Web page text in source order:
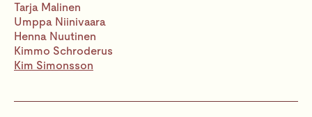
Tarja Malinen
Umppa Niinivaara
Henna Nuutinen
Kimmo Schroderus
Kim Simonsson